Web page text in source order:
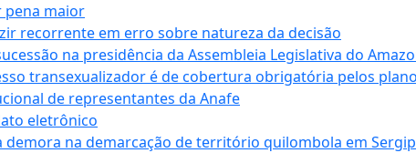
pena maior
recorrente em erro sobre natureza da decisão
na presidência da Assembleia Legislativa do
transexualizador é de cobertura obrigatória pelos
de representantes da Anafe
eletrônico
demora na demarcação de território quilombola em